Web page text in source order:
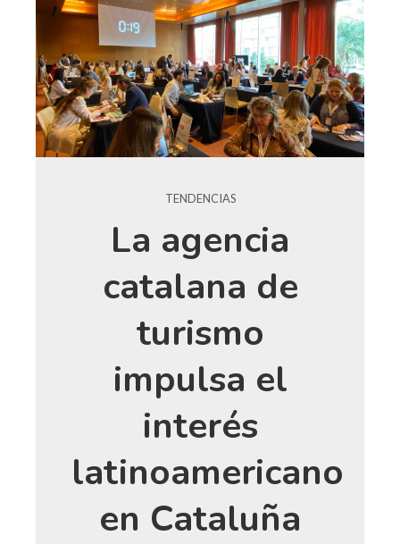
TENDENCIAS
La agencia
catalana de
turismo
impulsa el
interés
latinoamericano
en Cataluña